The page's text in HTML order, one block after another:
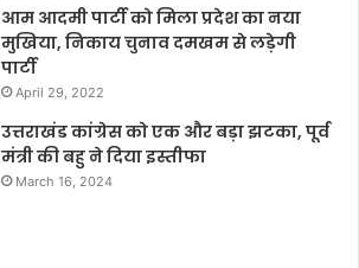
आम आदमी पार्टी को मिला प्रदेश का नया
मुखिया, निकाय चुनाव दमखम से लड़ेगी
पार्टी
April 29, 2022
उत्तराखंड कांग्रेस को एक और बड़ा झटका, पूर्व
मंत्री की बहु ने दिया इस्तीफा
March 16, 2024